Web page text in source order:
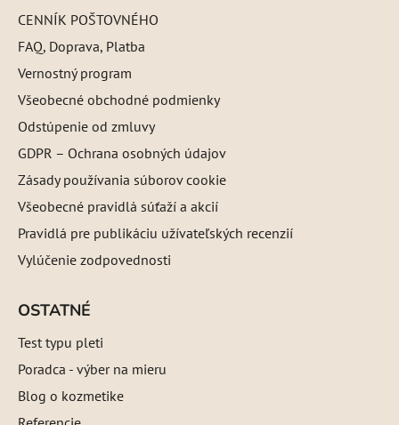
CENNÍK POŠTOVNÉHO
FAQ, Doprava, Platba
Vernostný program
Všeobecné obchodné podmienky
Odstúpenie od zmluvy
GDPR – Ochrana osobných údajov
Zásady používania súborov cookie
Všeobecné pravidlá súťaží a akcií
Pravidlá pre publikáciu užívateľských recenzií
Vylúčenie zodpovednosti
OSTATNÉ
Test typu pleti
Poradca - výber na mieru
Blog o kozmetike